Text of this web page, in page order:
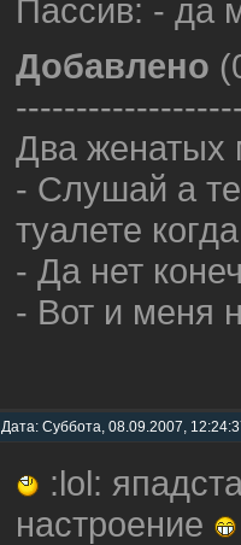
Пассив: - да
Добавлено
Два женатых
- Слушай а
туалете
- Да нет
- Вот и меня
Дата: Суббота, 08.09.2007,
:lol:
настроение